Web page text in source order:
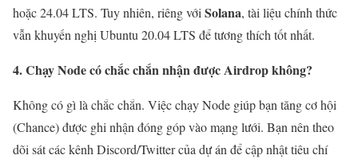
hoặc 24.04 LTS. Tuy nhiên, riêng vớiSolana, tài liệu chính thức
vẫn khuyến nghị Ubuntu 20.04 LTS để tương thích tốt nhất.
4. Chạy Node có chắc chắn nhận được Airdrop không?
Không có gì là chắc chắn. Việc chạy Node giúp bạn tăng cơ hội
(Chance) được ghi nhận đóng góp vào mạng lưới. Bạn nên theo
dõi sát các kênh Discord/Twitter của dự án để cập nhật tiêu chí